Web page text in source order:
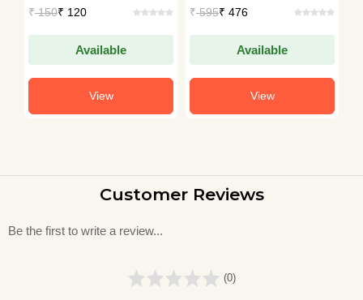
₹150₹ 120
Available
View
₹595₹ 476
Available
View
Customer Reviews
Be the first to write a review...
(0)